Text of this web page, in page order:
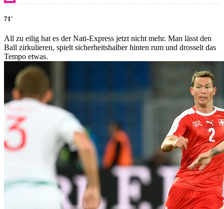
71'
All zu eilig hat es der Nati-Express jetzt nicht mehr. Man lässt den
Ball zirkulieren, spielt sicherheitshalber hinten rum und drosselt das
Tempo etwas.